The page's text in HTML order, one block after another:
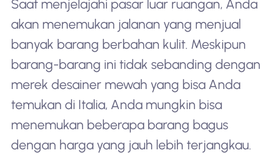
Saat menjelajahi pasar luar ruangan, Anda
akan menemukan jalanan yang menjual
banyak barang berbahan kulit. Meskipun
barang-barang ini tidak sebanding dengan
merek desainer mewah yang bisa Anda
temukan di Italia, Anda mungkin bisa
menemukan beberapa barang bagus
dengan harga yang jauh lebih terjangkau.